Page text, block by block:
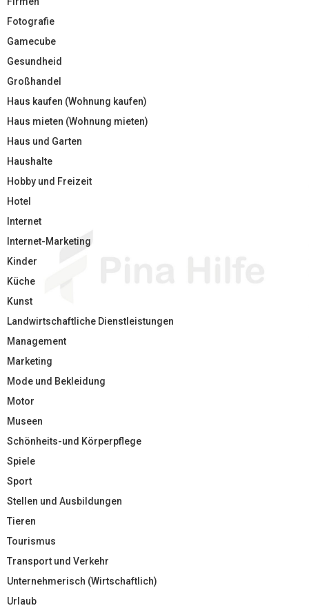
Fotografie
Gamecube
Gesundheid
Großhandel
Haus kaufen (Wohnung kaufen)
Haus mieten (Wohnung mieten)
Haus und Garten
Haushalte
Hobby und Freizeit
Hotel
Internet
Internet-Marketing
Kinder
Küche
Kunst
Landwirtschaftliche Dienstleistungen
Management
Marketing
Mode und Bekleidung
Motor
Museen
Schönheits-und Körperpflege
Spiele
Sport
Stellen und Ausbildungen
Tieren
Tourismus
Transport und Verkehr
Unternehmerisch (Wirtschaftlich)
Urlaub